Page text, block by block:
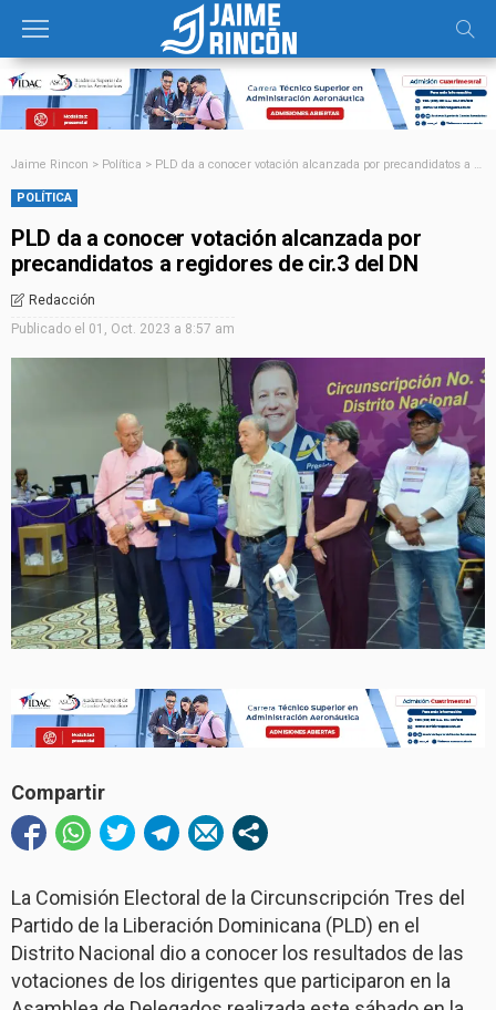
Jaime Rincon > Política > PLD da a conocer votación alcanzada por precandidatos a regidores de cir.3 del DN
POLÍTICA
PLD da a conocer votación alcanzada por
precandidatos a regidores de cir.3 del DN
Redacción
Publicado el 01, Oct. 2023 a 8:57 am
Compartir
La Comisión Electoral de la Circunscripción Tres del
Partido de la Liberación Dominicana (PLD) en el
Distrito Nacional dio a conocer los resultados de las
votaciones de los dirigentes que participaron en la